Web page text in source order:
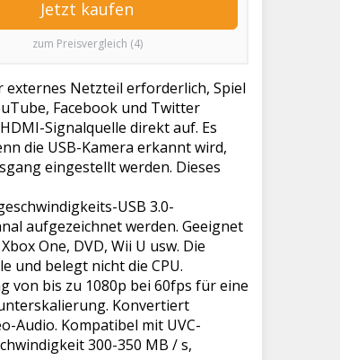
Jetzt kaufen
zum Preisvergleich (4)
externes Netzteil erforderlich, Spiel
Facebook und Twitter
Signalquelle direkt auf. Es
die USB-Kamera erkannt wird,
eingestellt werden. Dieses
USB 3.0-
aufgezeichnet werden. Geeignet
One, DVD, Wii U usw. Die
und belegt nicht die CPU.
von bis zu 1080p bei 60fps für eine
Konvertiert
Audio. Kompatibel mit UVC-
300-350 MB / s,